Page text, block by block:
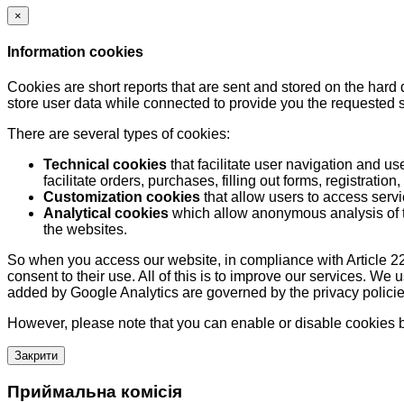
×
Information cookies
Cookies are short reports that are sent and stored on the
store user data while connected to provide you the
There are several types of cookies:
Technical cookies that facilitate user navigation and
facilitate orders, purchases, filling out forms,
Customization cookies that allow users to access
Analytical cookies which allow anonymous analysis
the websites.
So when you access our website, in compliance with Article
consent to their use. All of this is to improve our services.
added by Google Analytics are governed by the privacy
However, please note that you can enable or disable cookies
Закрити
Приймальна комісія